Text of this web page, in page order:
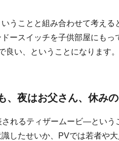
うことと組み合わせて考え
ースイッチを子供部屋にも
良い、ということになります。
、夜はお父さん、休み
れるティザームービ―という
したせいか、PVでは若者や